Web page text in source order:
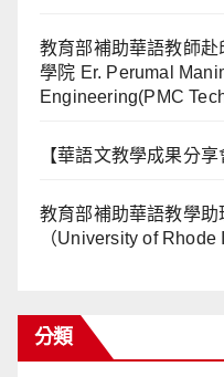
教育部補助華語教師赴
學院 Er. Perumal
Engineering(PMC
【華語文教學成果分
教育部補助華語教學
（University of
分類